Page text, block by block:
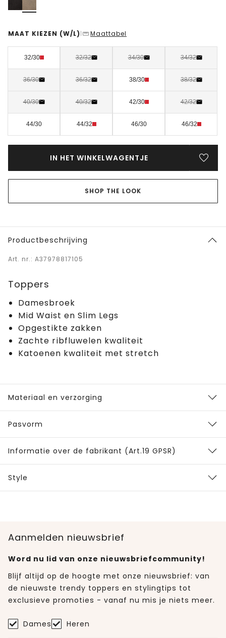
MAAT KIEZEN (W/L) | Maattabel
32/30 32/32 34/30 34/32
36/30 36/32 38/30 38/32
40/30 40/32 42/30 42/32
44/30 44/32 46/30 46/32
IN HET WINKELWAGENTJE
SHOP THE LOOK
Productbeschrijving
Art. nr.: A37978817105
Toppers
Damesbroek
Mid Waist en Slim Legs
Opgestikte zakken
Zachte ribfluwelen kwaliteit
Katoenen kwaliteit met stretch
Materiaal en verzorging
Pasvorm
Informatie over de fabrikant (Art.19 GPSR)
Style
Aanmelden nieuwsbrief
Word nu lid van onze nieuwsbriefcommunity!
Blijf altijd op de hoogte met onze nieuwsbrief: van
de nieuwste trendy toppers en stylingtips tot
exclusieve promoties - vanaf nu mis je niets meer.
Dames Heren